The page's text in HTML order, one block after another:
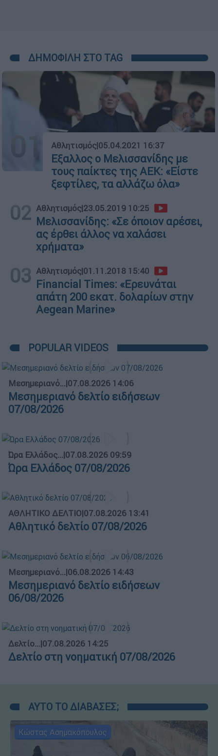
ΔΗΜΟΦΙΛΗ ΣΤΟ TAG
01 Αθλητισμός|05.04.2021 16:37
Εξαλλος ο Μελισσανίδης με
τους παίκτες της ΑΕΚ: «Είστε
ξεφτίλες, τα αλλάζω όλα»
02 Αθλητισμός|23.05.2019 10:25
Μελισσανίδης: «Σε όποιον αρέσει,
ας έρθει άλλος να χαλάσει
χρήματα»
03 Αθλητισμός|01.11.2018 15:40
Financial Times: «Ερευνάται
απάτη 200 εκατ. δολαρίων στην
Aegean Marine»
POPULAR VIDEOS
Μεσημεριανό...|07.08.2026 14:06
Μεσημεριανό δελτίο ειδήσεων
07/08/2026
Ώρα Ελλάδος...|07.08.2026 09:59
Ώρα Ελλάδος 07/08/2026
ΑΘΛΗΤΙΚΟ ΔΕΛΤΙΟ|07.08.2026 13:41
Αθλητικό δελτίο 07/08/2026
Μεσημεριανό...|06.08.2026 14:43
Μεσημεριανό δελτίο ειδήσεων
06/08/2026
Δελτίο...|07.08.2026 14:25
Δελτίο στη νοηματική 07/08/2026
ΑΥΤΟ ΤΟ ΔΙΑΒΑΣΕΣ;
Κώστας Ασημακόπουλος